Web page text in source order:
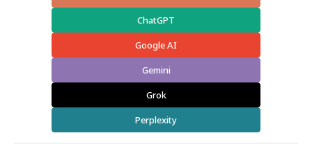
ChatGPT
Google AI
Gemini
Grok
Perplexity